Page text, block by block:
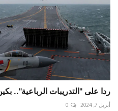
ردا على "التدريبات الرباعية"..
أبريل 7, 2024 0